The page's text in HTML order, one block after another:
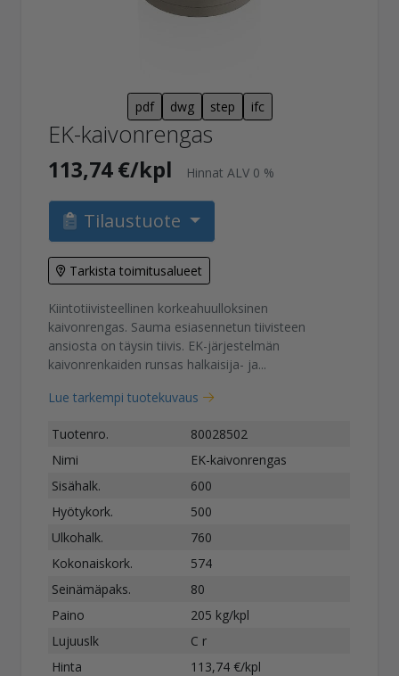
pdf dwg step ifc
EK-kaivonrengas
113,74 €/kpl Hinnat ALV 0 %
Tilaustuote
Tarkista toimitusalueet
Kiintotiivisteellinen korkeahuulloksinen
kaivonrengas. Sauma esiasennetun tiivisteen
ansiosta on täysin tiivis. EK-järjestelmän
kaivonrenkaiden runsas halkaisija- ja...
Lue tarkempi tuotekuvaus
Tuotenro.
80028502
Nimi
EK-kaivonrengas
Sisähalk.
600
Hyötykork.
500
Ulkohalk.
760
Kokonaiskork.
574
Seinämäpaks.
80
Paino
205 kg/kpl
Lujuuslk
C r
Hinta
113,74 €/kpl